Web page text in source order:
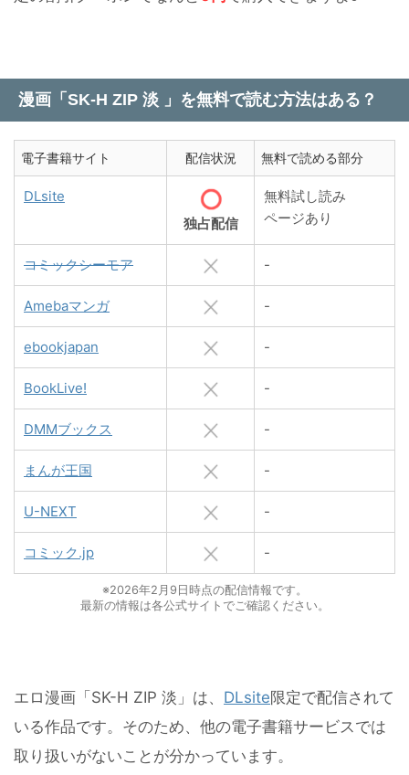
漫画「SK-H ZIP 淡 」を無料で読む方法はある？
電子書籍サイト 配信状況 無料で読める部分
DLsite
独占配信
無料試し読み
ページあり
コミックシーモア -
Amebaマンガ -
ebookjapan -
BookLive! -
DMMブックス -
まんが王国 -
U-NEXT -
コミック.jp -
※2026年2月9日時点の配信情報です。
最新の情報は各公式サイトでご確認ください。
エロ漫画「SK-H ZIP 淡」は、 DLsite限定で配信されて
いる作品です。そのため、他の電子書籍サービスでは
取り扱いがないことが分かっています。